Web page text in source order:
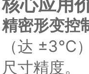
精密形变控
（达 ±3℃
尺寸精度。